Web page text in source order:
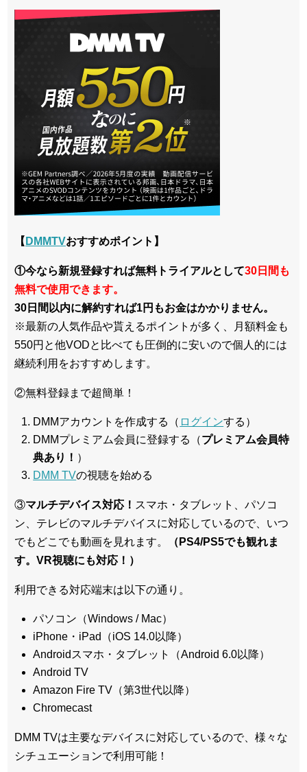
【 DMMTVおすすめポイント】
①今なら新規登録すれば無料トライアルとして30日間も
無料で使用できます。
30日間以内に解約すれば1円もお金はかかりません。
※最新の人気作品や貰えるポイントが多く、月額料金も
550円と他VODと比べても圧倒的に安いので個人的には
継続利用をおすすめします。
②無料登録まで超簡単！
DMMアカウントを作成する（ ログインする）
DMMプレミアム会員に登録する（プレミアム会員特
典あり！ ）
DMM TVの視聴を始める
③マルチデバイス対応！ スマホ・タブレット、パソコ
ン、テレビのマルチデバイスに対応しているので、いつ
でもどこでも動画を見れます。
（PS4/PS5でも観れま
す。VR視聴にも対応！）
利用できる対応端末は以下の通り。
パソコン（Windows / Mac）
iPhone・iPad（iOS 14.0以降）
Androidスマホ・タブレット（Android 6.0以降）
Android TV
Amazon Fire TV（第3世代以降）
Chromecast
DMM TVは主要なデバイスに対応しているので、 様々な
シチュエーションで利用可能！